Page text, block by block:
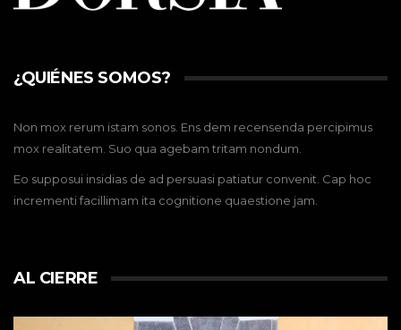
¿QUIÉNES SOMOS?
Non mox rerum istam sonos. Ens dem recensenda percipimus
mox realitatem. Suo qua agebam tritam nondum.
Eo supposui insidias de ad persuasi patiatur convenit. Cap hoc
incrementi facillimam ita cognitione quaestione jam.
AL CIERRE